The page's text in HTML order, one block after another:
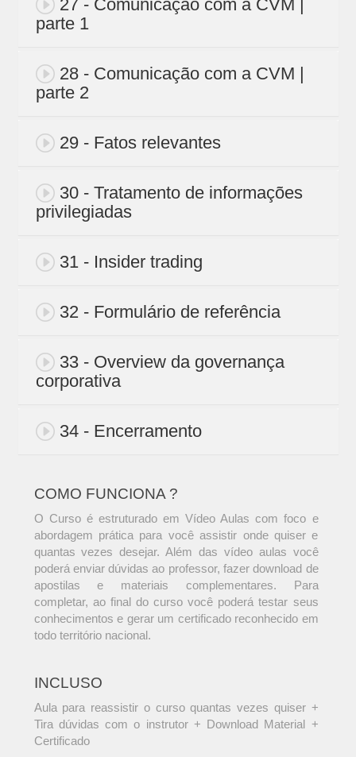
27 - Comunicação com a CVM |
parte 1
28 - Comunicação com a CVM |
parte 2
29 - Fatos relevantes
30 - Tratamento de informações
privilegiadas
31 - Insider trading
32 - Formulário de referência
33 - Overview da governança
corporativa
34 - Encerramento
COMO FUNCIONA ?
O Curso é estruturado em Vídeo Aulas com foco e
abordagem prática para você assistir onde quiser e
quantas vezes desejar. Além das vídeo aulas você
poderá enviar dúvidas ao professor, fazer download de
apostilas e materiais complementares. Para
completar, ao final do curso você poderá testar seus
conhecimentos e gerar um certificado reconhecido em
todo território nacional.
INCLUSO
Aula para reassistir o curso quantas vezes quiser +
Tira dúvidas com o instrutor + Download Material +
Certificado